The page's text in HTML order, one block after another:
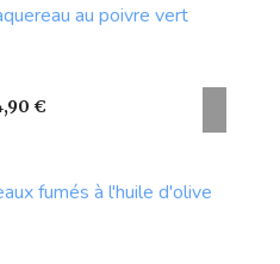
au poivre vert
€
fumés à l'huile d'olive